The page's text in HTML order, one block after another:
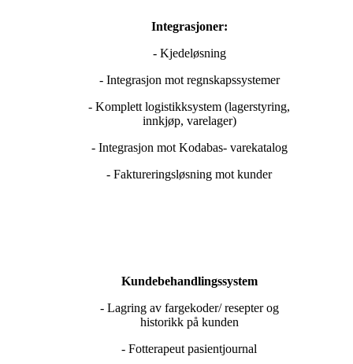
Integrasjoner:
- Kjedeløsning
- Integrasjon mot regnskapssystemer
- Komplett logistikksystem (lagerstyring,
innkjøp, varelager)
- Integrasjon mot Kodabas- varekatalog
- Faktureringsløsning mot kunder
Kundebehandlingssystem
- Lagring av fargekoder/ resepter og
historikk på kunden
- Fotterapeut pasientjournal